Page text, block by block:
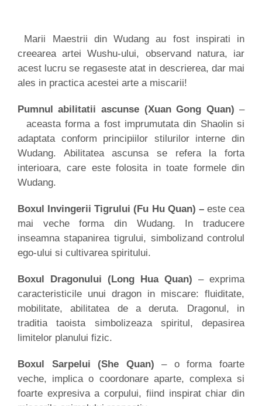
Marii Maestrii din Wudang au fost inspirati in
creearea artei Wushu-ului, observand natura, iar
acest lucru se regaseste atat in descrierea, dar mai
ales in practica acestei arte a miscarii!
Pumnul abilitatii ascunse (Xuan Gong Quan)–
aceasta forma a fost imprumutata din Shaolin si
adaptata conform principiilor stilurilor interne din
Wudang. Abilitatea ascunsa se refera la forta
interioara, care este folosita in toate formele din
Wudang.
Boxul Invingerii Tigrului (Fu Hu Quan) –este cea
mai veche forma din Wudang. In traducere
inseamna stapanirea tigrului, simbolizand controlul
ego-ului si cultivarea spiritului.
Boxul Dragonului (Long Hua Quan) – exprima
caracteristicile unui dragon in miscare: fluiditate,
mobilitate, abilitatea de a deruta. Dragonul, in
traditia taoista simbolizeaza spiritul, depasirea
limitelor planului fizic.
Boxul Sarpelui (She Quan) –
o forma foarte
veche, implica o coordonare aparte, complexa si
foarte expresiva a corpului, fiind inspirat chiar din